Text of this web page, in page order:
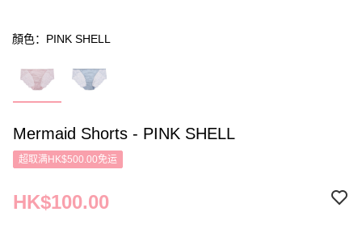
顏色：PINK SHELL
Mermaid Shorts - PINK SHELL
超取满HK$500.00免运
HK$100.00